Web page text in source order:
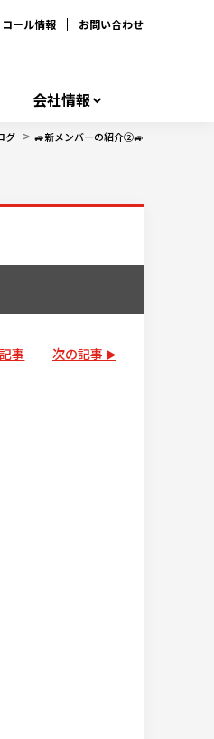
コール情報 お問い合わせ
会社情報
グ > 🚙新メンバーの紹介②🚙
事 次の記事